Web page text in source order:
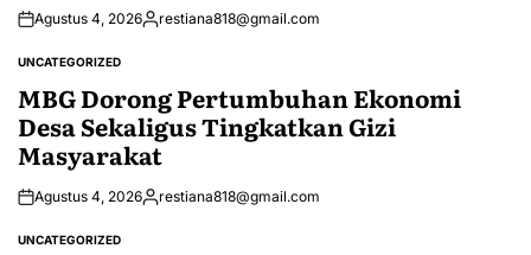
Agustus 4, 2026Posted
restiana818@gmail.com
POSTED
UNCATEGORIZED
MBG Dorong Pertumbuhan Ekonomi
Desa Sekaligus Tingkatkan Gizi
Masyarakat
Agustus 4, 2026Posted
restiana818@gmail.com
POSTED
UNCATEGORIZED